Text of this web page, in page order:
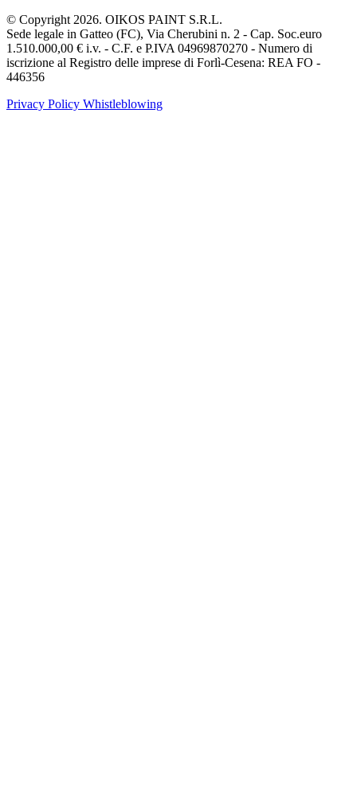
© Copyright 2026. OIKOS PAINT S.R.L.
Sede legale in Gatteo (FC), Via Cherubini n. 2 - Cap. Soc.euro
1.510.000,00 € i.v. - C.F. e P.IVA 04969870270 - Numero di
iscrizione al Registro delle imprese di Forlì-Cesena: REA FO -
446356
Privacy Policy Whistleblowing